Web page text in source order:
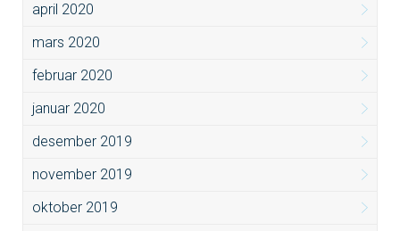
april 2020
mars 2020
februar 2020
januar 2020
desember 2019
november 2019
oktober 2019